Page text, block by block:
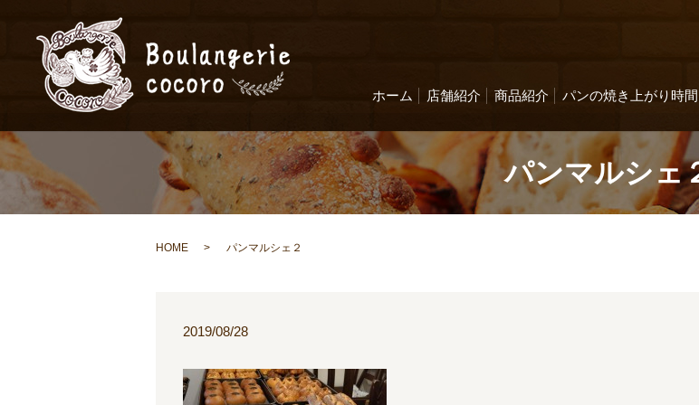
ホーム 店舗紹介 商品紹介 パンの焼き上がり時間
パンマルシェ
HOME パンマルシェ２
2019/08/28